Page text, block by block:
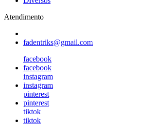
Atendimento
fadentriks@gmail.com
facebook
facebook
instagram
instagram
pinterest
pinterest
tiktok
tiktok